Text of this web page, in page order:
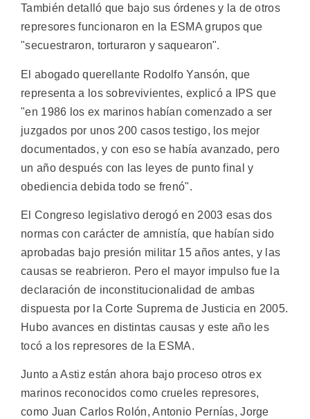
También detalló que bajo sus órdenes y la de otros
represores funcionaron en la ESMA grupos que
"secuestraron, torturaron y saquearon".
El abogado querellante Rodolfo Yansón, que
representa a los sobrevivientes, explicó a IPS que
"en 1986 los ex marinos habían comenzado a ser
juzgados por unos 200 casos testigo, los mejor
documentados, y con eso se había avanzado, pero
un año después con las leyes de punto final y
obediencia debida todo se frenó".
El Congreso legislativo derogó en 2003 esas dos
normas con carácter de amnistía, que habían sido
aprobadas bajo presión militar 15 años antes, y las
causas se reabrieron. Pero el mayor impulso fue la
declaración de inconstitucionalidad de ambas
dispuesta por la Corte Suprema de Justicia en 2005.
Hubo avances en distintas causas y este año les
tocó a los represores de la ESMA.
Junto a Astiz están ahora bajo proceso otros ex
marinos reconocidos como crueles represores,
como Juan Carlos Rolón, Antonio Pernías, Jorge